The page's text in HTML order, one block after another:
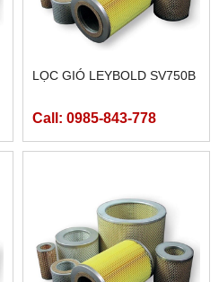
LỌC GIÓ LEYBOLD SV750B
Call: 0985-843-778